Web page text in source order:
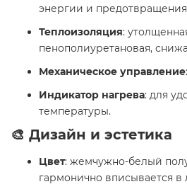
энергии и
Теплоизоляция:
пенополиуретановая,
Механическое управление
Индикатор нагрева: для
температуры.​
🎨 Дизайн и эстетика
Цвет: жемчужно-белый
гармонично вписывается